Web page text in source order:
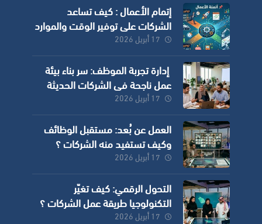
إتمام الأعمال : كيف تساعد
الشركات على توفير الوقت والموارد
وزيادة الدقة؟
17 أبريل 2026
إدارة تجربة الموظف: سر بناء بيئة
عمل ناجحة في الشركات الحديثة
17 أبريل 2026
العمل عن بُعد: مستقبل الوظائف
وكيف تستفيد منه الشركات ؟
17 أبريل 2026
التحول الرقمي: كيف تغيّر
التكنولوجيا طريقة عمل الشركات ؟
17 أبريل 2026